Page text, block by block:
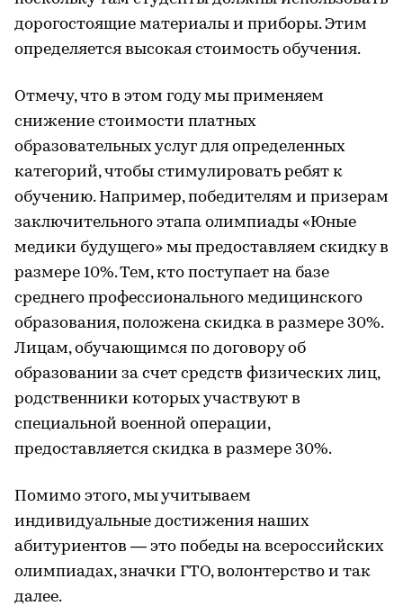
дорогостоящие материалы и приборы. Этим
определяется высокая стоимость обучения.
Отмечу, что в этом году мы применяем
снижение стоимости платных
образовательных услуг для определенных
категорий, чтобы стимулировать ребят к
обучению. Например, победителям и призерам
заключительного этапа олимпиады «Юные
медики будущего» мы предоставляем скидку в
размере 10%. Тем, кто поступает на базе
среднего профессионального медицинского
образования, положена скидка в размере 30%.
Лицам, обучающимся по договору об
образовании за счет средств физических лиц,
родственники которых участвуют в
специальной военной операции,
предоставляется скидка в размере 30%.
Помимо этого, мы учитываем
индивидуальные достижения наших
абитуриентов — это победы на всероссийских
олимпиадах, значки ГТО, волонтерство и так
далее.